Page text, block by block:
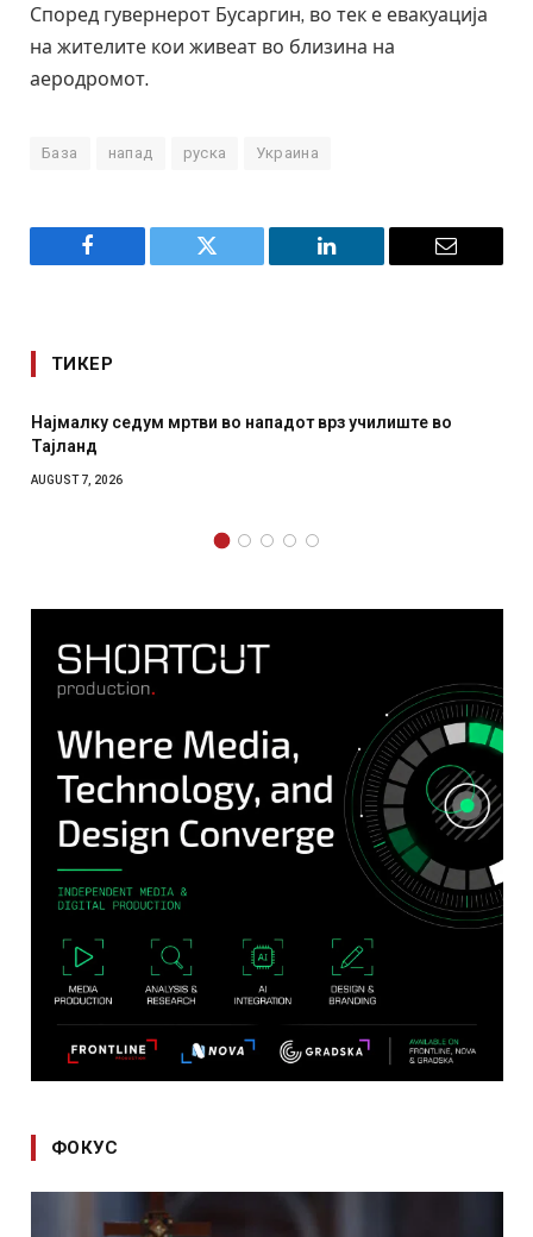
Според гувернерот Бусаргин, во тек е евакуација
на жителите кои живеат во близина на
аеродромот.
База напад руска Украина
Facebook Twitter LinkedIn Email
ТИКЕР
врз училиште во
СОЗИС: Украинците повеќе
ФОКУС